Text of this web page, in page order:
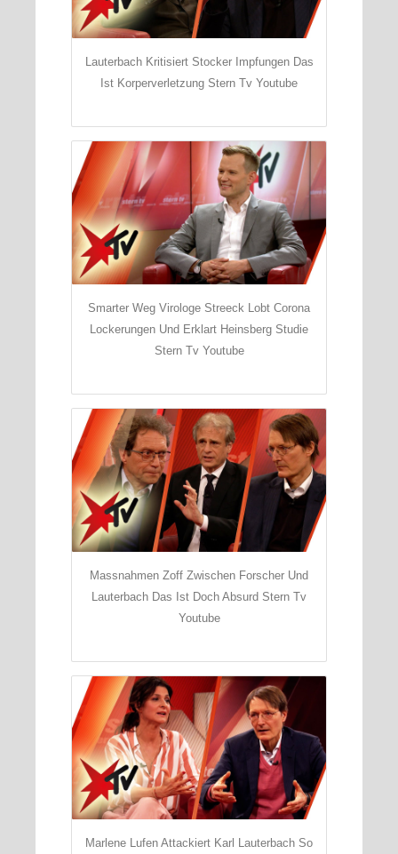
Lauterbach Kritisiert Stocker Impfungen Das
Ist Korperverletzung Stern Tv Youtube
Smarter Weg Virologe Streeck Lobt Corona
Lockerungen Und Erklart Heinsberg Studie
Stern Tv Youtube
Massnahmen Zoff Zwischen Forscher Und
Lauterbach Das Ist Doch Absurd Stern Tv
Youtube
Marlene Lufen Attackiert Karl Lauterbach So